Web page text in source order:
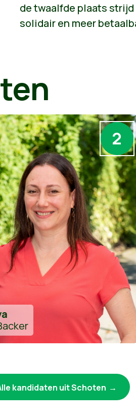
de twaalfde plaats strijd
solidair en meer
2
kandidaten uit Schoten